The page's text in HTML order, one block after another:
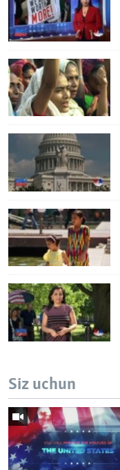
Siz uchun